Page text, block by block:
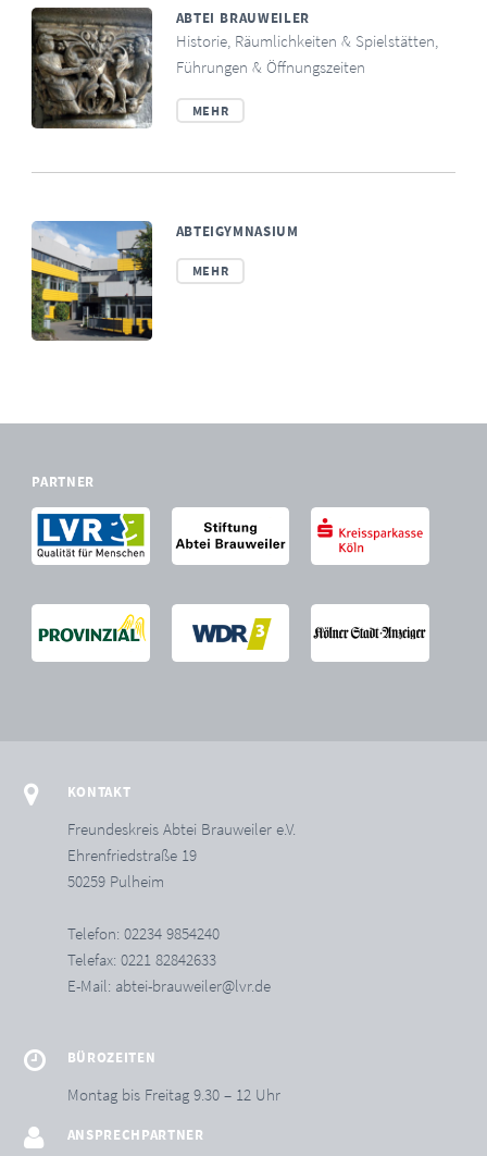
ABTEI BRAUWEILER
Historie, Räumlichkeiten & Spielstätten,
Führungen & Öffnungszeiten
MEHR
ABTEIGYMNASIUM
MEHR
PARTNER
KONTAKT
Freundeskreis Abtei Brauweiler e.V.
Ehrenfriedstraße 19
50259 Pulheim
Telefon: 02234 9854240
Telefax: 0221 82842633
E-Mail: abtei-brauweiler@lvr.de
BÜROZEITEN
Montag bis Freitag 9.30 – 12 Uhr
ANSPRECHPARTNER